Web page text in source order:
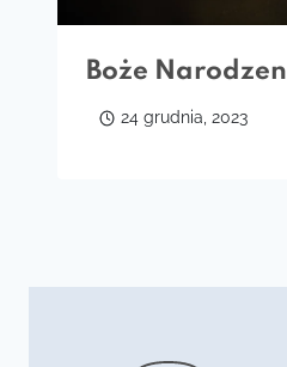
Boże
24 grudnia, 2023